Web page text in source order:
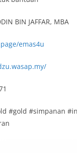
BIN JAFFAR, MBA
emas4u
#gold #simpanan